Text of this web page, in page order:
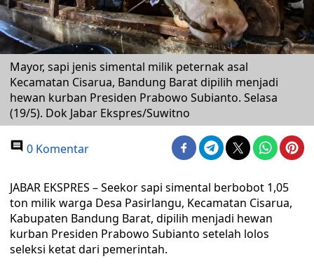
Mayor, sapi jenis simental milik peternak asal
Kecamatan Cisarua, Bandung Barat dipilih menjadi
hewan kurban Presiden Prabowo Subianto. Selasa
(19/5). Dok Jabar Ekspres/Suwitno
0 Komentar
JABAR EKSPRES – Seekor sapi simental berbobot 1,05
ton milik warga Desa Pasirlangu, Kecamatan Cisarua,
Kabupaten Bandung Barat, dipilih menjadi hewan
kurban Presiden Prabowo Subianto setelah lolos
seleksi ketat dari pemerintah.